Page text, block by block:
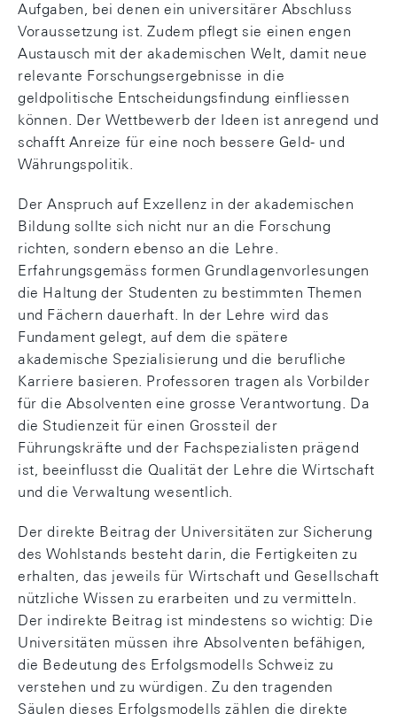
Aufgaben, bei denen ein universitärer Abschluss
Voraussetzung ist. Zudem pflegt sie einen engen
Austausch mit der akademischen Welt, damit neue
relevante Forschungsergebnisse in die
geldpolitische Entscheidungsfindung einfliessen
können. Der Wettbewerb der Ideen ist anregend und
schafft Anreize für eine noch bessere Geld- und
Währungspolitik.
Der Anspruch auf Exzellenz in der akademischen
Bildung sollte sich nicht nur an die Forschung
richten, sondern ebenso an die Lehre.
Erfahrungsgemäss formen Grundlagenvorlesungen
die Haltung der Studenten zu bestimmten Themen
und Fächern dauerhaft. In der Lehre wird das
Fundament gelegt, auf dem die spätere
akademische Spezialisierung und die berufliche
Karriere basieren. Professoren tragen als Vorbilder
für die Absolventen eine grosse Verantwortung. Da
die Studienzeit für einen Grossteil der
Führungskräfte und der Fachspezialisten prägend
ist, beeinflusst die Qualität der Lehre die Wirtschaft
und die Verwaltung wesentlich.
Der direkte Beitrag der Universitäten zur Sicherung
des Wohlstands besteht darin, die Fertigkeiten zu
erhalten, das jeweils für Wirtschaft und Gesellschaft
nützliche Wissen zu erarbeiten und zu vermitteln.
Der indirekte Beitrag ist mindestens so wichtig: Die
Universitäten müssen ihre Absolventen befähigen,
die Bedeutung des Erfolgsmodells Schweiz zu
verstehen und zu würdigen. Zu den tragenden
Säulen dieses Erfolgsmodells zählen die direkte